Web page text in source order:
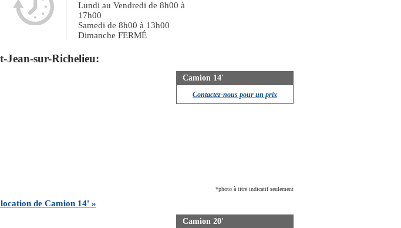
Lundi au Vendredi de 8h00 à
17h00
Samedi de 8h00 à 13h00
Dimanche FERMÉ
Jean-sur-Richelieu:
Camion 14'
Contactez-nous pour un prix
*photo à titre indicatif seulement
de Camion 14' »
Camion 20'